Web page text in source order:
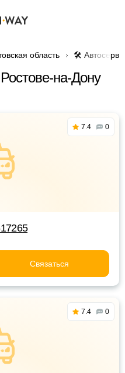
область 🛠️
на-Дону
7.4 0
Связаться
7.4 0